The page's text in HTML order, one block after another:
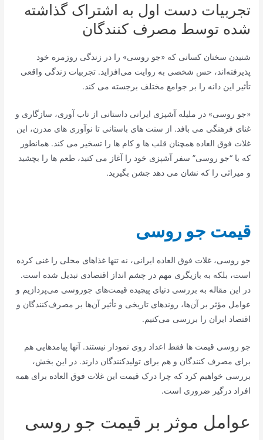
تجربیات دست اول به اشتراک گذاشته
شده توسط مصرف کنندگان
شنیدن سخنان کسانی که «جو روسی» را در زندگی روزمره خود
پذیرفته‌اند، حس شخصی به روایت می‌افزاید. تجربیات زندگی واقعی
تأثیر این دانه را بر جوامع مختلف برجسته می کند.
«جو روسی» در ملیله آشپزی ایرانی داستانی از تاب آوری، سازگاری و
غنای فرهنگی می بافد. از سنت های باستانی تا نوآوری های مدرن، این
غلات فوق العاده همچنان قلب ها و کام ها را تسخیر می کند. همانطور
که با “جو روسی” سفر آشپزی خود را آغاز می کنید، طعم ها را بچشید
و میراثی را که نشان می دهد جشن بگیرید.
قیمت جو روسی
جو روسی، غلات فوق العاده ایرانی، نه تنها غذاهای محلی را غنی کرده
است، بلکه به بازیگری مهم در چشم انداز اقتصادی تبدیل شده است.
در این مقاله به بررسی دنیای پیچیده قیمت‌های جوروسی می‌پردازیم و
عوامل مؤثر بر آن‌ها، روندهای تاریخی و تأثیر آن‌ها بر مصرف‌کنندگان و
اقتصاد ایران را بررسی می‌کنیم.
جو روسی قیمت ها فقط اعداد روی نمودار نیستند. آنها پیامدهایی هم
برای مصرف کنندگان و هم برای تولیدکنندگان دارند. در این بخش،
بررسی خواهیم کرد که چرا درک قیمت این غلات فوق العاده برای همه
افراد درگیر ضروری است.
عوامل موثر بر قیمت جو روسی